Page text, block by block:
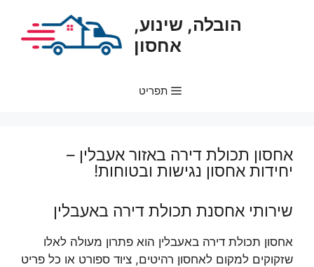
הובלה, שינוע,
אחסון
תפריט
אחסון תכולת דירה באזור אעבלין –
יחידות אחסון נגישות ובטוחות!
שירותי אחסנת תכולת דירה באעבלין
אחסון תכולת דירה באעבלין הוא פתרון מעולה לאלו
שזקוקים למקום לאחסון רהיטים, ציוד ספורט או כל פריט